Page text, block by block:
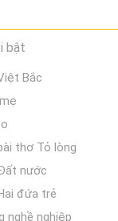
bật
Bắc
thơ Tỏ lòng
nước
đứa trẻ
nghề nghiệp